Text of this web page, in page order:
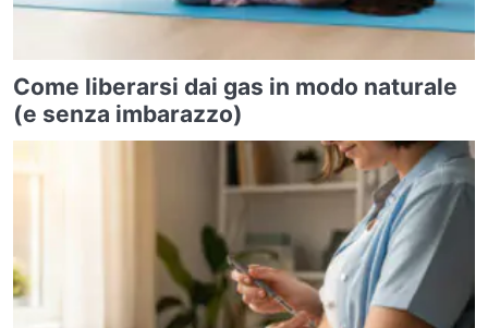
Come liberarsi dai gas in modo naturale
(e senza imbarazzo)